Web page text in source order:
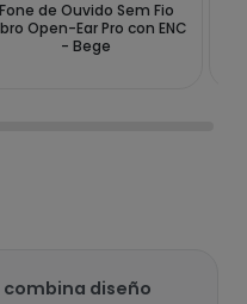
Fone de Ouvido Sem Fio
Open-Ear Pro con ENC
- Bege
combina diseño